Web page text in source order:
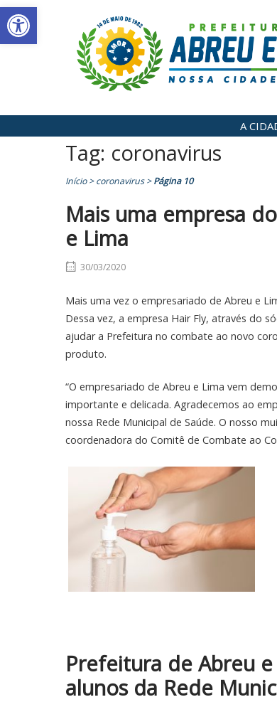
Abrir a barra de ferramentas
Skip
to
content
A
Tag: coronavirus
Início>coronavirus>Página 10
Mais uma empresa
e Lima
30/03/2020
Mais uma vez o empresariado de Abreu e
Dessa vez, a empresa Hair Fly, através do
ajudar a Prefeitura no combate ao novo
produto.
“O empresariado de Abreu e Lima vem
importante e delicada. Agradecemos ao
nossa Rede Municipal de Saúde. O nosso
coordenadora do Comitê de Combate ao
Prefeitura de Abreu
alunos da Rede